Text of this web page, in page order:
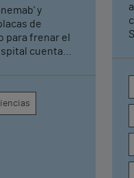
y
de
para frenar el